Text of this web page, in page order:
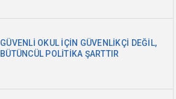
GÜVENLİ OKUL İÇİN GÜVENLİKÇİ DEĞİL,
BÜTÜNCÜL POLİTİKA ŞARTTIR